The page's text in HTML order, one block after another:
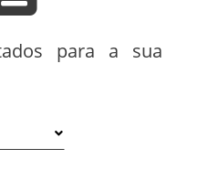
para a sua